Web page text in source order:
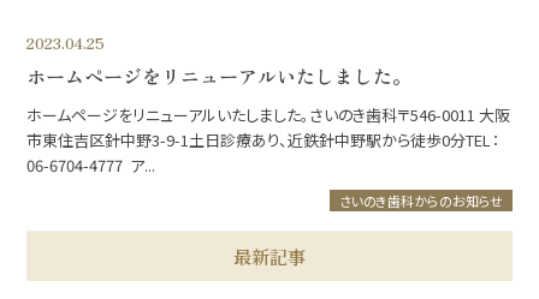
2023.04.25
ホームページをリニューアルいたしました。
ホームページをリニューアルいたしました。さいのき歯科〒546-0011 大阪
市東住吉区針中野3-9-1土日診療あり、近鉄針中野駅から徒歩0分TEL：
06-6704-4777 ア...
さいのき歯科からのお知らせ
最新記事